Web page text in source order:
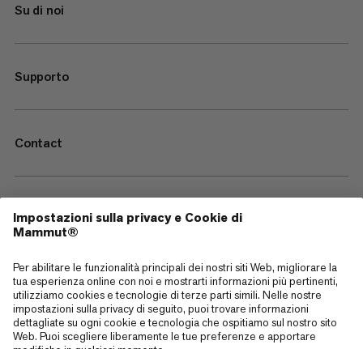
Su di noi
Supporto
Contact
—
Sitemap